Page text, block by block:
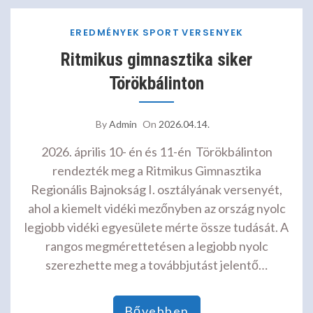
EREDMÉNYEK SPORT VERSENYEK
Ritmikus gimnasztika siker
Törökbálinton
ByAdmin On 2026.04.14.
2026. április 10- én és 11-én Törökbálinton
rendezték meg a Ritmikus Gimnasztika
Regionális Bajnokság I. osztályának versenyét,
ahol a kiemelt vidéki mezőnyben az ország nyolc
legjobb vidéki egyesülete mérte össze tudását. A
rangos megmérettetésen a legjobb nyolc
szerezhette meg a továbbjutást jelentő…